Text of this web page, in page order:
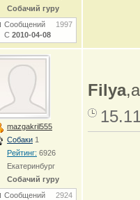
Собачий гуру
Сообщений 1997
С 2010-04-08
mazgakril555
Собаки 1
Рейтинг: 6926
Екатеринбург
Собачий гуру
Сообщений 2924
Filya